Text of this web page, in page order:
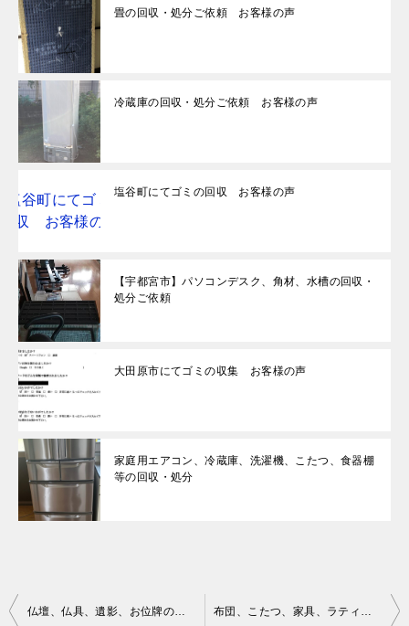
畳の回収・処分ご依頼 お客様の声
冷蔵庫の回収・処分ご依頼 お客様の声
塩谷町にてゴミの回収 お客様の声
【宇都宮市】パソコンデスク、角材、水槽の回収・
処分ご依頼
大田原市にてゴミの収集 お客様の声
家庭用エアコン、冷蔵庫、洗濯機、こたつ、食器棚
等の回収・処分
投
仏壇、仏具、遺影、お位牌の回収・処分ご依頼 お客様の声 布団、こたつ、家具、ラティス、ネット、ホース等の回収・処分ご依頼